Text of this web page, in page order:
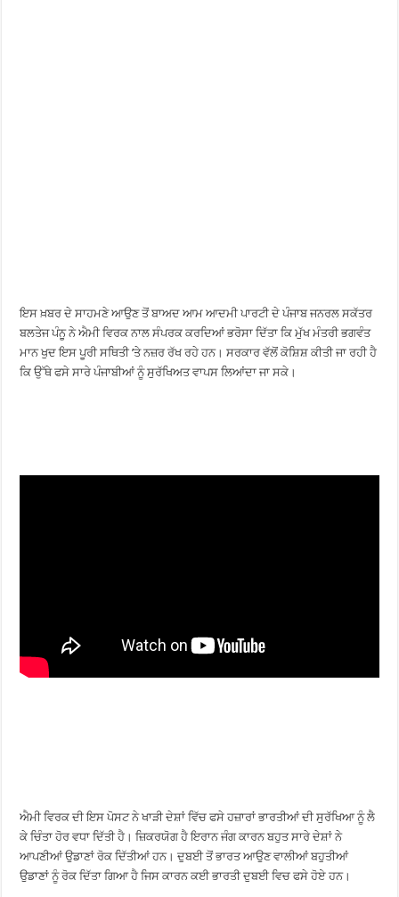
ਇਸ ਖ਼ਬਰ ਦੇ ਸਾਹਮਣੇ ਆਉਣ ਤੋਂ ਬਾਅਦ ਆਮ ਆਦਮੀ ਪਾਰਟੀ ਦੇ ਪੰਜਾਬ ਜਨਰਲ ਸਕੱਤਰ
ਬਲਤੇਜ ਪੰਨੂ ਨੇ ਐਮੀ ਵਿਰਕ ਨਾਲ ਸੰਪਰਕ ਕਰਦਿਆਂ ਭਰੋਸਾ ਦਿੱਤਾ ਕਿ ਮੁੱਖ ਮੰਤਰੀ ਭਗਵੰਤ
ਮਾਨ ਖੁਦ ਇਸ ਪੂਰੀ ਸਥਿਤੀ ’ਤੇ ਨਜ਼ਰ ਰੱਖ ਰਹੇ ਹਨ। ਸਰਕਾਰ ਵੱਲੋਂ ਕੋਸ਼ਿਸ਼ ਕੀਤੀ ਜਾ ਰਹੀ ਹੈ
ਕਿ ਉੱਥੇ ਫਸੇ ਸਾਰੇ ਪੰਜਾਬੀਆਂ ਨੂੰ ਸੁਰੱਖਿਅਤ ਵਾਪਸ ਲਿਆਂਦਾ ਜਾ ਸਕੇ।
ਐਮੀ ਵਿਰਕ ਦੀ ਇਸ ਪੋਸਟ ਨੇ ਖਾੜੀ ਦੇਸ਼ਾਂ ਵਿੱਚ ਫਸੇ ਹਜ਼ਾਰਾਂ ਭਾਰਤੀਆਂ ਦੀ ਸੁਰੱਖਿਆ ਨੂੰ ਲੈ
ਕੇ ਚਿੰਤਾ ਹੋਰ ਵਧਾ ਦਿੱਤੀ ਹੈ। ਜ਼ਿਕਰਯੋਗ ਹੈ ਇਰਾਨ ਜੰਗ ਕਾਰਨ ਬਹੁਤ ਸਾਰੇ ਦੇਸ਼ਾਂ ਨੇ
ਆਪਣੀਆਂ ਉਡਾਣਾਂ ਰੋਕ ਦਿੱਤੀਆਂ ਹਨ। ਦੁਬਈ ਤੋਂ ਭਾਰਤ ਆਉਣ ਵਾਲੀਆਂ ਬਹੁਤੀਆਂ
ਉਡਾਣਾਂ ਨੂੰ ਰੋਕ ਦਿੱਤਾ ਗਿਆ ਹੈ ਜਿਸ ਕਾਰਨ ਕਈ ਭਾਰਤੀ ਦੁਬਈ ਵਿਚ ਫਸੇ ਹੋਏ ਹਨ।